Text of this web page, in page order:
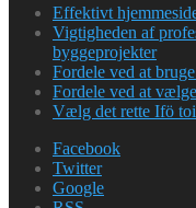
Effektivt
Vigtigheden af
byggeprojekter
Fordele ved at
Fordele ved at
Vælg det rette Ifö
Facebook
Twitter
Google